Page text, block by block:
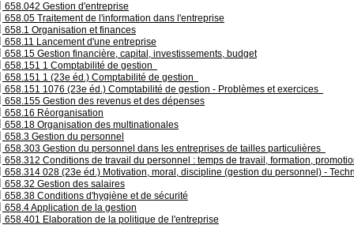
658.042 Gestion d'entreprise
658.05 Traitement de l'information dans l'entreprise
658.1 Organisation et finances
658.11 Lancement d'une entreprise
658.15 Gestion financière, capital, investissements, budget
658.151 1 Comptabilité de gestion
658.151 1 (23e éd.) Comptabilité de gestion
658.151 1076 (23e éd.) Comptabilité de gestion - Problèmes et exercices
658.155 Gestion des revenus et des dépenses
658.16 Réorganisation
658.18 Organisation des multinationales
658.3 Gestion du personnel
658.303 Gestion du personnel dans les entreprises de tailles particulières
658.312 Conditions de travail du personnel : temps de travail, formation,
658.314 028 (23e éd.) Motivation, moral, discipline (gestion du personnel) -
658.32 Gestion des salaires
658.38 Conditions d'hygiène et de sécurité
658.4 Application de la gestion
658.401 Elaboration de la politique de l'entreprise